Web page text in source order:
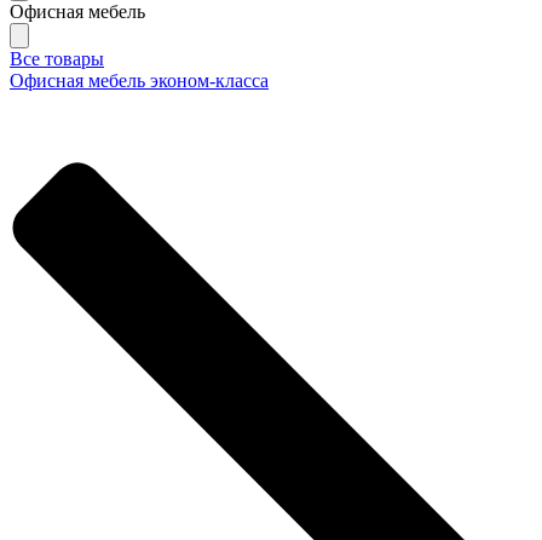
Офисная мебель
Все товары
Офисная мебель эконом-класса